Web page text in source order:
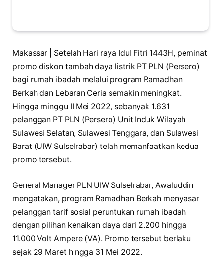
Makassar | Setelah Hari raya Idul Fitri 1443H, peminat
promo diskon tambah daya listrik PT PLN (Persero)
bagi rumah ibadah melalui program Ramadhan
Berkah dan Lebaran Ceria semakin meningkat.
Hingga minggu II Mei 2022, sebanyak 1.631
pelanggan PT PLN (Persero) Unit Induk Wilayah
Sulawesi Selatan, Sulawesi Tenggara, dan Sulawesi
Barat (UIW Sulselrabar) telah memanfaatkan kedua
promo tersebut.
General Manager PLN UIW Sulselrabar, Awaluddin
mengatakan, program Ramadhan Berkah menyasar
pelanggan tarif sosial peruntukan rumah ibadah
dengan pilihan kenaikan daya dari 2.200 hingga
11.000 Volt Ampere (VA). Promo tersebut berlaku
sejak 29 Maret hingga 31 Mei 2022.